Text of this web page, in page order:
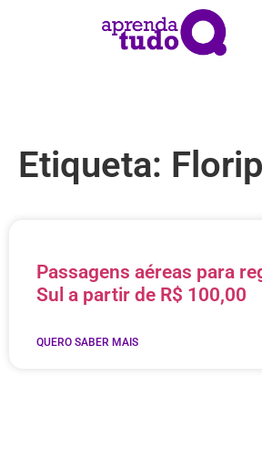
Etiqueta:
Passagens aéreas para
Sul a partir de R$ 100,00
QUERO SABER MAIS